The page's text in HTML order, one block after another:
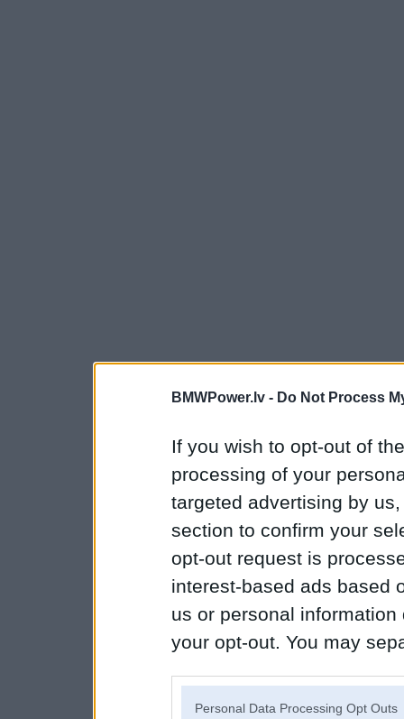
BMWPower.lv - Do Not Process
If you wish to opt-out of
processing of your
targeted advertising by
section to confirm your
opt-out request is
interest-based ads based
us or personal
your opt-out. You may
Personal Data Processing Opt Outs